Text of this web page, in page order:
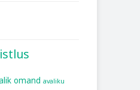
omand avaliku